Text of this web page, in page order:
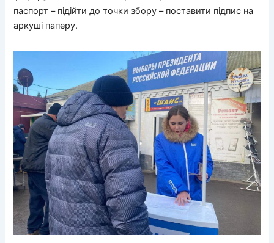
паспорт – підійти до точки збору – поставити підпис на
аркуші паперу.